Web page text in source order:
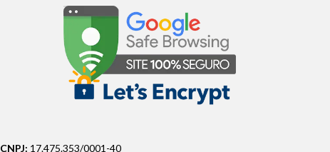
CNPJ: 17.475.353/0001-40